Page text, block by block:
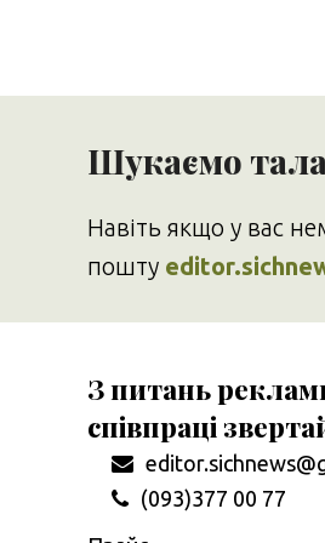
Шукаємо
Навіть якщо у вас
пошту
З питань
співпраці
(093)377 00 77